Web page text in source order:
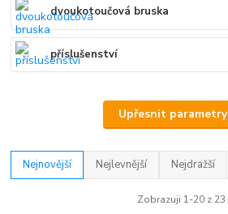
dvoukotoučová bruska
příslušenství
Upřesnit parametry
Nejnovější Nejlevnější Nejdražší
Zobrazuji 1-20 z 23